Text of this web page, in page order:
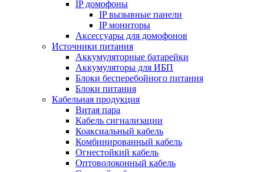
IP домофоны
IP вызывные панели
IP мониторы
Аксессуары для домофонов
Источники питания
Аккумуляторные батарейки
Аккумуляторы для ИБП
Блоки бесперебойного питания
Блоки питания
Кабельная продукция
Витая пара
Кабель сигнализации
Коаксиальный кабель
Комбинированный кабель
Огнестойкий кабель
Оптоволоконный кабель